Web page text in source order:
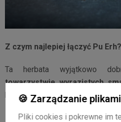
Z czym najlepiej łączyć Pu Erh?
Ta herbata wyjątkowo
towarzystwie wyrazistych
komponuje się z:
gorzką czekoladą,
🍪 Zarządzanie
Pliki cookies i pokrewne im